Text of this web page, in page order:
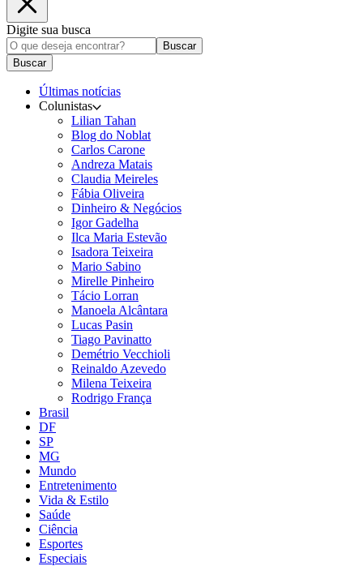
Digite sua busca
Buscar
Buscar
Últimas notícias
Colunistas
Lilian Tahan
Blog do Noblat
Carlos Carone
Andreza Matais
Claudia Meireles
Fábia Oliveira
Dinheiro & Negócios
Igor Gadelha
Ilca Maria Estevão
Isadora Teixeira
Mario Sabino
Mirelle Pinheiro
Tácio Lorran
Manoela Alcântara
Lucas Pasin
Tiago Pavinatto
Demétrio Vecchioli
Reinaldo Azevedo
Milena Teixeira
Rodrigo França
Brasil
DF
SP
MG
Mundo
Entretenimento
Vida & Estilo
Saúde
Ciência
Esportes
Especiais